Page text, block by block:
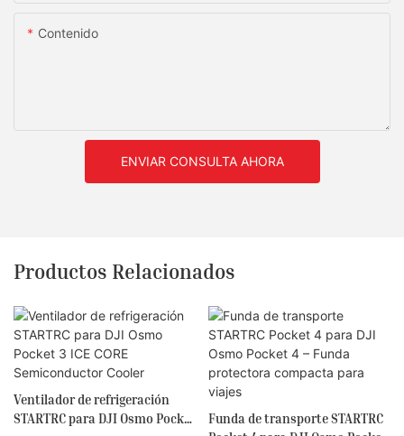
Contenido
ENVIAR CONSULTA AHORA
Productos Relacionados
Ventilador de refrigeración
STARTRC para DJI Osmo Pocket
Funda de transporte STARTRC